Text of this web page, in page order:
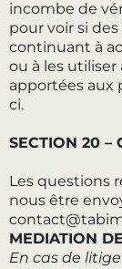
incombe de
pour voir si
continuant à
ou à les
apportées aux
ci.
SECTION 20 –
Les questions
nous être
MEDIATION
En cas de